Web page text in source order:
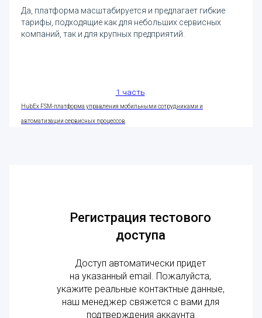
Да, платформа масштабируется и предлагает гибкие
тарифы, подходящие как для небольших сервисных
компаний, так и для крупных предприятий.
1 часть
HubEx FSM-платформа управления мобильными сотрудниками и
автоматизации сервисных процессов
Регистрация тестового
доступа
Доступ автоматически придет
на указанный email. Пожалуйста,
укажите реальные контактные данные,
наш менеджер свяжется с вами для
подтверждения аккаунта